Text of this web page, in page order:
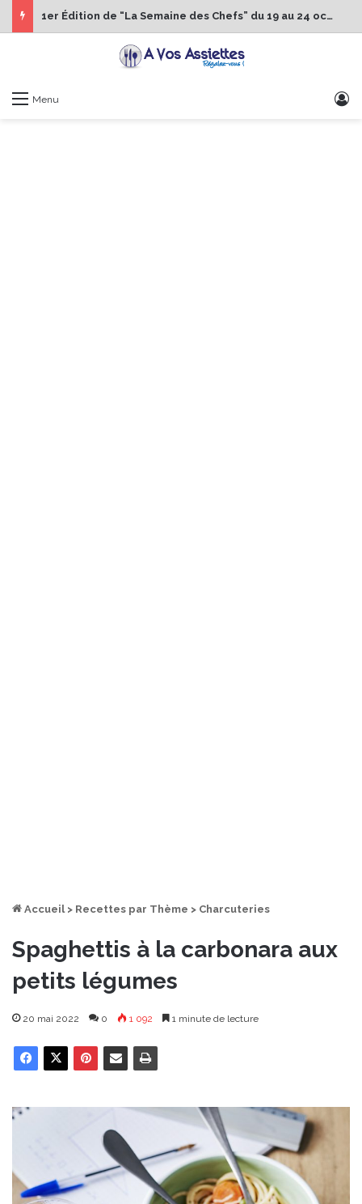
1er Édition de “La Semaine des Chefs” du 19 au 24 octobre 2026
Menu
Accueil > Recettes par Thème > Charcuteries
Spaghettis à la carbonara aux
petits légumes
20 mai 2022 0 1 092 1 minute de lecture